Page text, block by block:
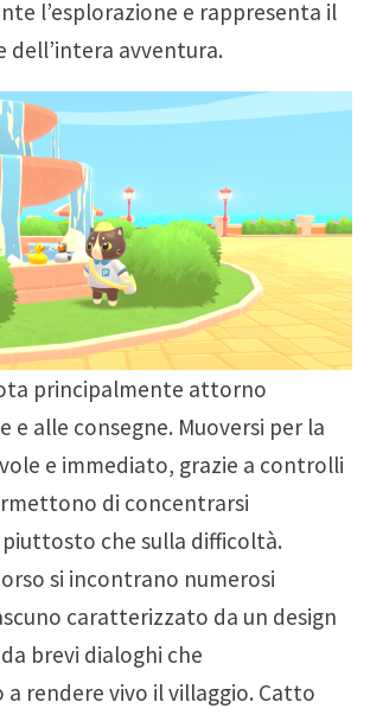
l’esplorazione e rappresenta il
avventura.
principalmente attorno
e alle consegne. Muoversi per la
e immediato, grazie a controlli
di concentrarsi
che sulla difficoltà.
si incontrano numerosi
caratterizzato da un design
brevi dialoghi che
rendere vivo il villaggio. Catto